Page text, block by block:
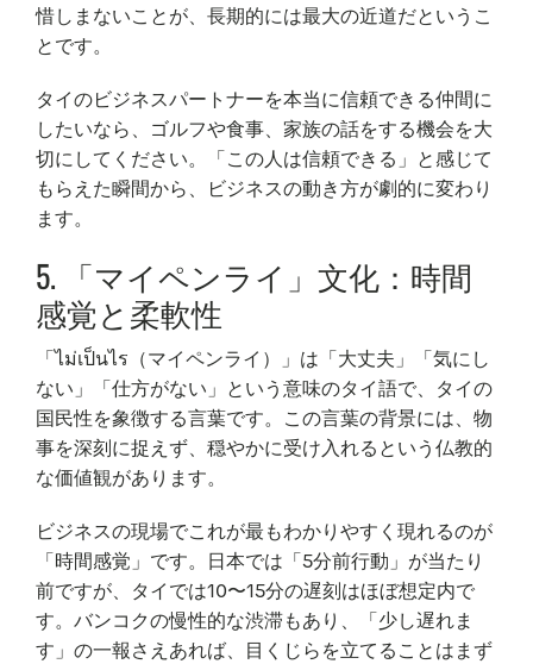
惜しまないことが、長期的には最大の近道だというこ
とです。
タイのビジネスパートナーを本当に信頼できる仲間に
したいなら、ゴルフや食事、家族の話をする機会を大
切にしてください。「この人は信頼できる」と感じて
もらえた瞬間から、ビジネスの動き方が劇的に変わり
ます。
5. 「マイペンライ」文化：時間
感覚と柔軟性
「ไม่เป็นไร（マイペンライ）」は「大丈夫」「気にし
ない」「仕方がない」という意味のタイ語で、タイの
国民性を象徴する言葉です。この言葉の背景には、物
事を深刻に捉えず、穏やかに受け入れるという仏教的
な価値観があります。
ビジネスの現場でこれが最もわかりやすく現れるのが
「時間感覚」です。日本では「5分前行動」が当たり
前ですが、タイでは10〜15分の遅刻はほぼ想定内で
す。バンコクの慢性的な渋滞もあり、「少し遅れま
す」の一報さえあれば、目くじらを立てることはまず